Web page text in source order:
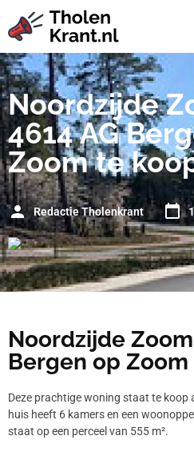
Noordzijde
4614 AG
Zoom te
Redactie Tholenkrant
Noordzijde Zoom
Bergen op
Deze prachtige woning staat te koop
huis heeft 6 kamers en een
staat op een perceel van 555 m².